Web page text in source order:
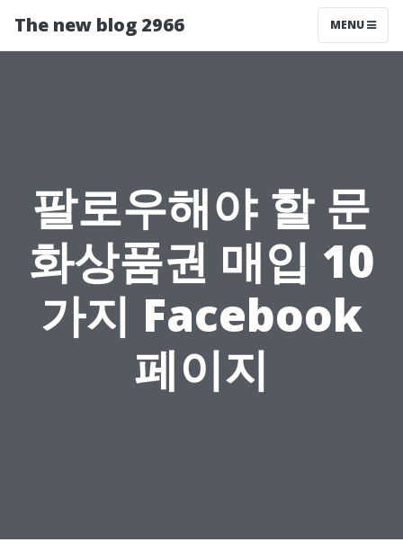
The new blog 2966 MENU
팔로우해야 할 문
화상품권 매입 10
가지 Facebook
페이지